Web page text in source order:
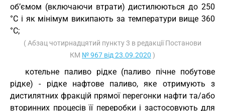
об’ємом (включаючи втрати) дистилюються до 250
°С і як мінімум википають за температури вище 360
°С;
( Абзац чотирнадцятий пункту 3 в редакції Постанови
КМ № 967 від 23.09.2020 )
котельне паливо рідке (паливо пічне побутове
рідке) - рідке нафтове паливо, яке отримують з
дистилятних фракцій прямої перегонки нафти та/або
вторинних процесів її переробки і застосовують для